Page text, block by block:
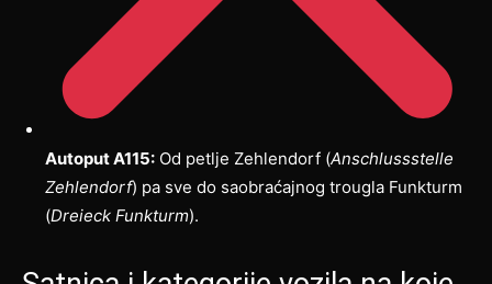
Autoput A115: Od petlje Zehlendorf (Anschlussstelle
Zehlendorf) pa sve do saobraćajnog trougla Funkturm
(Dreieck Funkturm).